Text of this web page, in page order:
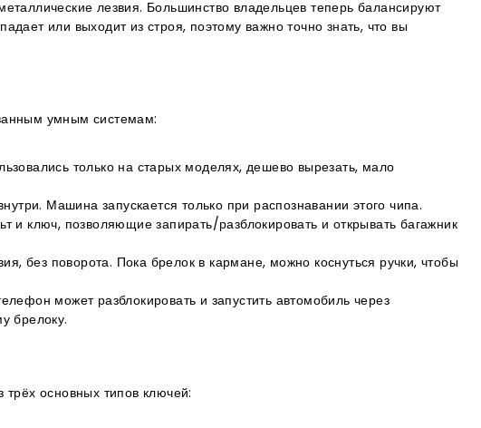
лезвия. Большинство владельцев теперь балансируют
или выходит из строя, поэтому важно точно знать, что вы
умным системам:
только на старых моделях, дешево вырезать, мало
Машина запускается только при распознавании этого чипа.
и ключ, позволяющие запирать/разблокировать и открывать багажник
без поворота. Пока брелок в кармане, можно коснуться ручки, чтобы
может разблокировать и запустить автомобиль через
брелоку.
основных типов ключей: